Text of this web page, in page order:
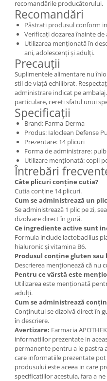
recomandările producătorului.
Recomandări
Păstrați produsul conform
Verificați dozarea înainte
Utilizarea menționată în
ani, adolescenți și adulți.
Precauții
Suplimentele alimentare nu
stil de viață echilibrat.
administrare indicat pe
particulare, cereți sfatul unui
Specificații
Brand: Farma-Derma
Produs: Ialoclean Defense
Prezentare: 14 plicuri
Forma de administrare:
Utilizare menționată: copii
Întrebări
Câte plicuri conține cutia?
Cutia conține 14 plicuri.
Cum se administrează un
Se administrează 1 plic pe zi,
dizolvare direct în gură.
Ce ingrediente active sunt
Formula include lactobacillus
hialuronic și vitamina B6.
Produsul conține gluten sau
Descrierea menționează că nu
Pentru ce vârstă este
Utilizarea este menționată
adulți.
Cum se administrează
Conținutul se dizolvă direct în
în descriere.
Avertizare: Farmacia
informatiilor prezentate in
permanente pentru a le pastra
care informatiile prezentate
produsului este aceea in care
specificatiilor acestuia, fara a